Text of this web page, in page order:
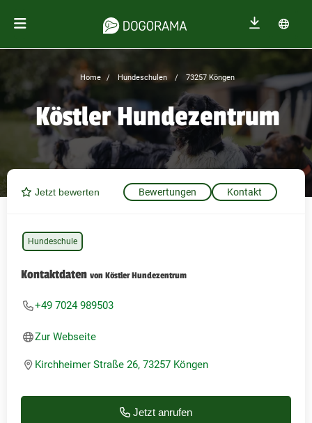
Home Hundeschulen 73257 Köngen
Köstler Hundezentrum
Jetzt bewerten Bewertungen Kontakt
Hundeschule
Kontaktdaten von Köstler Hundezentrum
+49 7024 989503
Zur Webseite
Kirchheimer Straße 26, 73257 Köngen
Jetzt anrufen